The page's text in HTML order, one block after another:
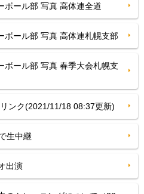
ボール部 写真 高体連全道
ボール部 写真 高体連札幌支部
ボール部 写真 春季大会札幌支
ンク(2021/11/18 08:37更新)
生中継
出演